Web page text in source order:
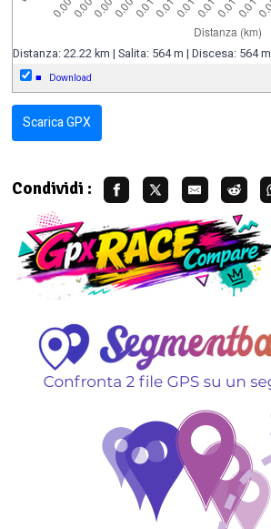
Distanza: 22.22 km | Salita: 564 m | Discesa: 564 m
■ Download
Scarica GPX
Condividi :